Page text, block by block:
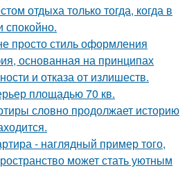
отдыха только тогда, когда в
спокойно.
просто стиль оформления
основанная на принципах
и отказа от излишеств.
площадью 70 кв.
словно продолжает историю
- наглядный пример того,
может стать уютным